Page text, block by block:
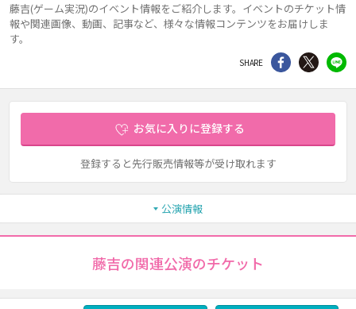
藤吉(ゲーム実況)のイベント情報をご紹介します。イベントのチケット情
報や関連画像、動画、記事など、様々な情報コンテンツをお届けしま
す。
SHARE シェア Twitter
お気に入りに登録する
登録すると先行販売情報等が受け取れます
公演情報
藤吉の関連公演のチケット